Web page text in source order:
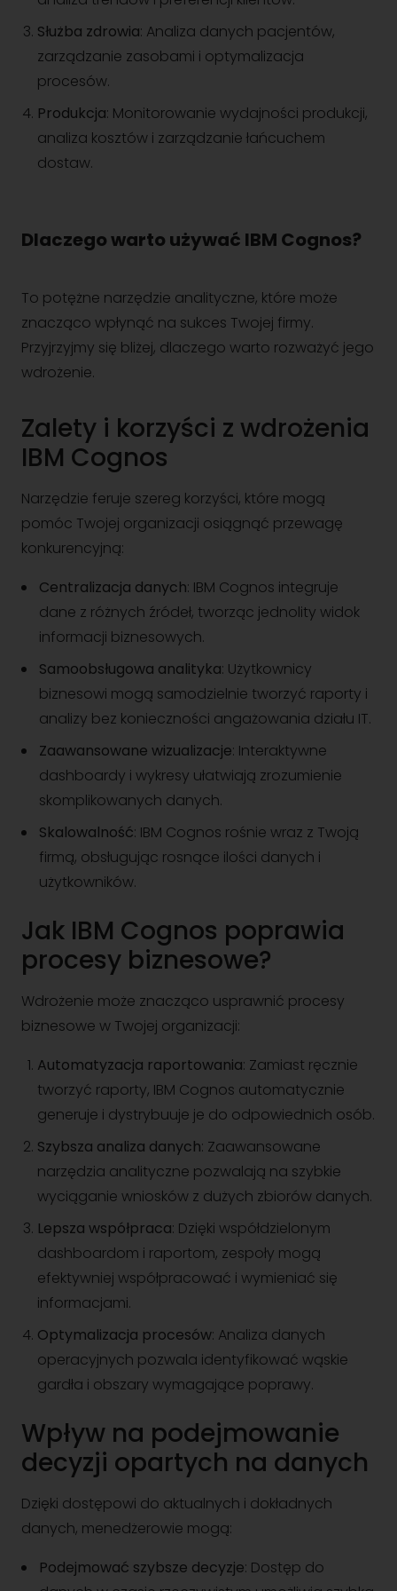
Służba zdrowia: Analiza danych pacjentów,
zarządzanie zasobami i optymalizacja
procesów.
Produkcja: Monitorowanie wydajności produkcji,
analiza kosztów i zarządzanie łańcuchem
dostaw.
Dlaczego warto używać IBM Cognos?
To potężne narzędzie analityczne, które może
znacząco wpłynąć na sukces Twojej firmy.
Przyjrzyjmy się bliżej, dlaczego warto rozważyć jego
wdrożenie.
Zalety i korzyści z wdrożenia
IBM Cognos
Narzędzie feruje szereg korzyści, które mogą
pomóc Twojej organizacji osiągnąć przewagę
konkurencyjną:
Centralizacja danych: IBM Cognos integruje
dane z różnych źródeł, tworząc jednolity widok
informacji biznesowych.
Samoobsługowa analityka: Użytkownicy
biznesowi mogą samodzielnie tworzyć raporty i
analizy bez konieczności angażowania działu IT.
Zaawansowane wizualizacje: Interaktywne
dashboardy i wykresy ułatwiają zrozumienie
skomplikowanych danych.
Skalowalność: IBM Cognos rośnie wraz z Twoją
firmą, obsługując rosnące ilości danych i
użytkowników.
Jak IBM Cognos poprawia
procesy biznesowe?
Wdrożenie może znacząco usprawnić procesy
biznesowe w Twojej organizacji:
Automatyzacja raportowania: Zamiast ręcznie
tworzyć raporty, IBM Cognos automatycznie
generuje i dystrybuuje je do odpowiednich osób.
Szybsza analiza danych: Zaawansowane
narzędzia analityczne pozwalają na szybkie
wyciąganie wniosków z dużych zbiorów danych.
Lepsza współpraca: Dzięki współdzielonym
dashboardom i raportom, zespoły mogą
efektywniej współpracować i wymieniać się
informacjami.
Optymalizacja procesów: Analiza danych
operacyjnych pozwala identyfikować wąskie
gardła i obszary wymagające poprawy.
Wpływ na podejmowanie
decyzji opartych na danych
Dzięki dostępowi do aktualnych i dokładnych
danych, menedżerowie mogą:
Podejmować szybsze decyzje: Dostęp do